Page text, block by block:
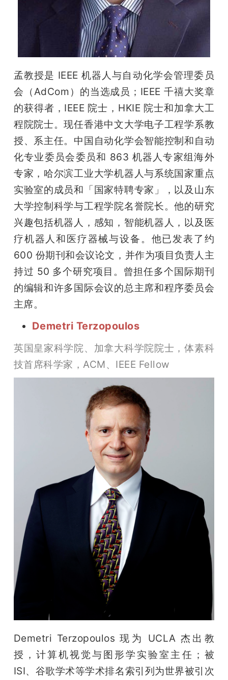
孟教授是 IEEE 机器人与自动化学会管理委员
会（AdCom）的当选成员；IEEE 千禧大奖章
的获得者，IEEE 院士，HKIE 院士和加拿大工
程院院士。现任香港中文大学电子工程学系教
授、系主任。中国自动化学会智能控制和自动
化专业委员会委员和 863 机器人专家组海外
专家，哈尔滨工业大学机器人与系统国家重点
实验室的成员和「国家特聘专家」，以及山东
大学控制科学与工程学院名誉院长。他的研究
兴趣包括机器人，感知，智能机器人，以及医
疗机器人和医疗器械与设备。他已发表了约
600 份期刊和会议论文，并作为项目负责人主
持过 50 多个研究项目。曾担任多个国际期刊
的编辑和许多国际会议的总主席和程序委员会
主席。
Demetri Terzopoulos
英国皇家科学院、加拿大科学院院士，体素科
技首席科学家，ACM、IEEE Fellow
Demetri Terzopoulos 现为 UCLA 杰出教
授，计算机视觉与图形学实验室主任；被
ISI、谷歌学术等学术排名索引列为世界被引次